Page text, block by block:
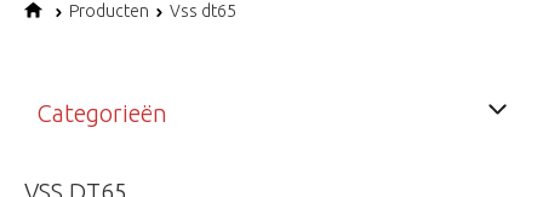
Producten Vss dt65
Categorieën